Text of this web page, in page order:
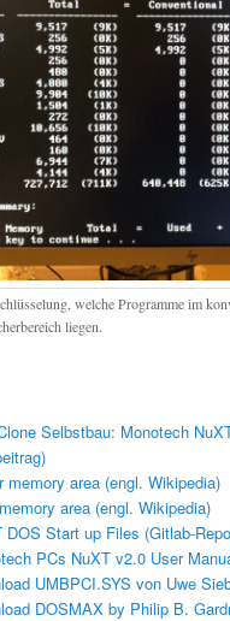
welche Programme im
liegen.
Selbstbau: Monotech
memory area (engl. Wikipedia)
area (engl. Wikipedia)
DOS Start up Files (Gitlab-
PCs NuXT v2.0 User
UMBPCI.SYS von Uwe
DOSMAX by Philip B.